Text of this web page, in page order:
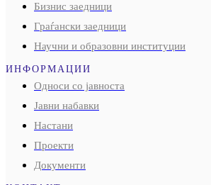
Бизнис заедници
Граѓански заедници
Научни и образовни институции
ИНФОРМАЦИИ
Односи со јавноста
Јавни набавки
Настани
Проекти
Документи